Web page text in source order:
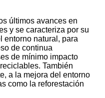
últimos avances en
y se caracteriza por su
entorno natural, para
de continua
de mínimo impacto
También
a la mejora del entorno
como la reforestación